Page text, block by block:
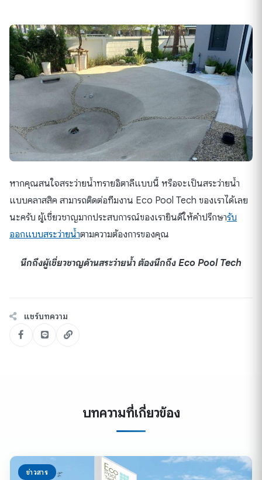
หากคุณสนใจสระว่ายน้ำทรายอิตาลีแบบนี้ หรือจะเป็นสระว่ายน้ำ
แบบคลาสสิค สามารถติดต่อทีมงาน Eco Pool Tech ของเราได้เลย
นะครับ ผู้เชี่ยวชาญมากประสบการณ์ของเรายินดีให้คำปรึกษารับ
ออกแบบสระว่ายน้ำตามความต้องการของคุณ
นึกถึงผู้เชี่ยวชาญด้านสระว่ายน้ำ ต้องนึกถึง Eco Pool Tech
แชร์บทความ
บทความที่เกี่ยวข้อง
ข่าวสาร